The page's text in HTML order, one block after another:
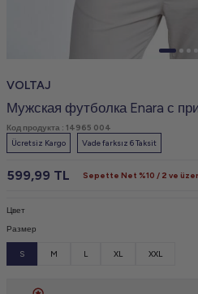
VOLTAJ
Мужская футболка Enara с
Код продукта : 14965 004
Ücretsiz Kargo
Vade farksız 6 Taksit
599,99 TL Sepette Net %10 / 2 ve
Цвет
Размер
S M L XL XXL